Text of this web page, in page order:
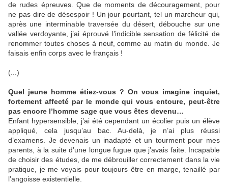
de rudes épreuves. Que de moments de découragement, pour
ne pas dire de désespoir ! Un jour pourtant, tel un marcheur qui,
après une interminable traversée du désert, débouche sur une
vallée verdoyante, j’ai éprouvé l’indicible sensation de félicité de
renommer toutes choses à neuf, comme au matin du monde. Je
faisais enfin corps avec le français !
(...)
Quel jeune homme étiez-vous ? On vous imagine inquiet,
fortement affecté par le monde qui vous entoure, peut-être
pas encore l’homme sage que vous êtes devenu…
Enfant hypersensible, j’ai été cependant un écolier puis un élève
appliqué, cela jusqu’au bac. Au-delà, je n’ai plus réussi
d’examens. Je devenais un inadapté et un tourment pour mes
parents, à la suite d’une longue fugue que j’avais faite. Incapable
de choisir des études, de me débrouiller correctement dans la vie
pratique, je me voyais pour toujours être en marge, tenaillé par
l’angoisse existentielle.